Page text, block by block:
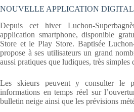
NOUVELLE APPLICATION
Depuis cet hiver Luchon-
application smartphone, disponible
Store et le Play Store. Baptisée
propose à ses utilisateurs un grand
aussi pratiques que ludiques, très simples
Les skieurs peuvent y consulter le
informations en temps réel sur
bulletin neige ainsi que les prévisions